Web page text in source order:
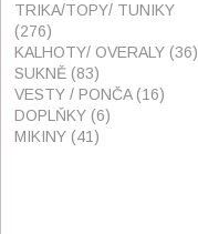
TRIKA/TOPY/ TUNIKY
(276)
KALHOTY/ OVERALY (36)
SUKNĚ (83)
VESTY / PONČA(16)
DOPLŇKY (6)
MIKINY (41)